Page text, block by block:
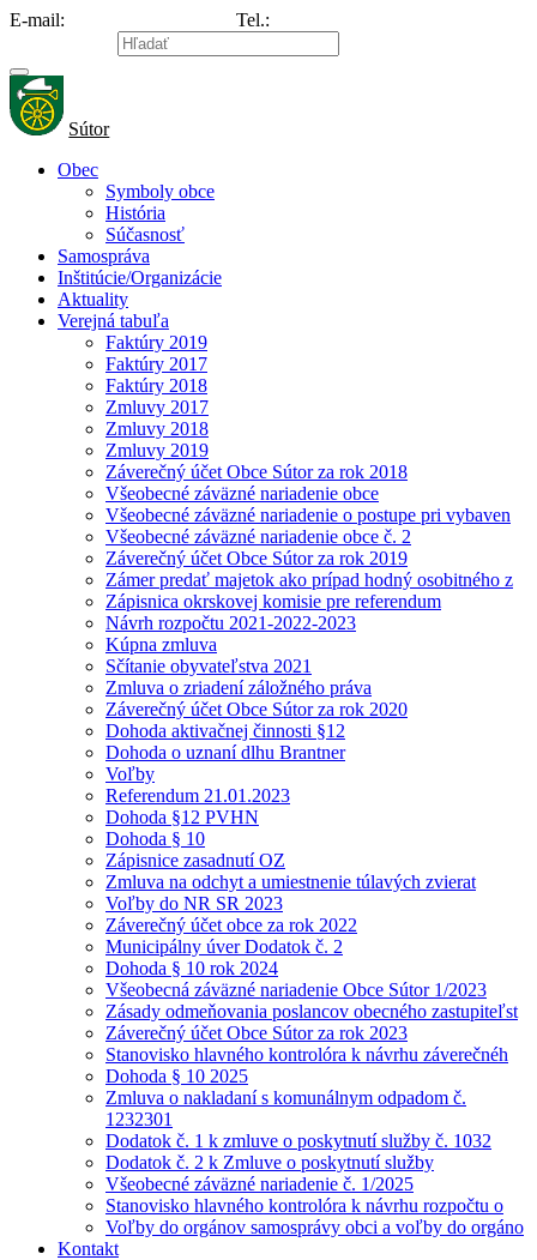
E-mail: Tel.:
Sútor
Obec
Symboly obce
História
Súčasnosť
Samospráva
Inštitúcie/Organizácie
Aktuality
Verejná tabuľa
Faktúry 2019
Faktúry 2017
Faktúry 2018
Zmluvy 2017
Zmluvy 2018
Zmluvy 2019
Záverečný účet Obce Sútor za rok 2018
Všeobecné záväzné nariadenie obce
Všeobecné záväzné nariadenie o postupe pri vybaven
Všeobecné záväzné nariadenie obce č. 2
Záverečný účet Obce Sútor za rok 2019
Zámer predať majetok ako prípad hodný osobitného z
Zápisnica okrskovej komisie pre referendum
Návrh rozpočtu 2021-2022-2023
Kúpna zmluva
Sčítanie obyvateľstva 2021
Zmluva o zriadení záložného práva
Záverečný účet Obce Sútor za rok 2020
Dohoda aktivačnej činnosti §12
Dohoda o uznaní dlhu Brantner
Voľby
Referendum 21.01.2023
Dohoda §12 PVHN
Dohoda § 10
Zápisnice zasadnutí OZ
Zmluva na odchyt a umiestnenie túlavých zvierat
Voľby do NR SR 2023
Záverečný účet obce za rok 2022
Municipálny úver Dodatok č. 2
Dohoda § 10 rok 2024
Všeobecná záväzné nariadenie Obce Sútor 1/2023
Zásady odmeňovania poslancov obecného zastupiteľst
Záverečný účet Obce Sútor za rok 2023
Stanovisko hlavného kontrolóra k návrhu záverečnéh
Dohoda § 10 2025
Zmluva o nakladaní s komunálnym odpadom č.
1232301
Dodatok č. 1 k zmluve o poskytnutí služby č. 1032
Dodatok č. 2 k Zmluve o poskytnutí služby
Všeobecné záväzné nariadenie č. 1/2025
Stanovisko hlavného kontrolóra k návrhu rozpočtu o
Voľby do orgánov samosprávy obci a voľby do orgáno
Kontakt